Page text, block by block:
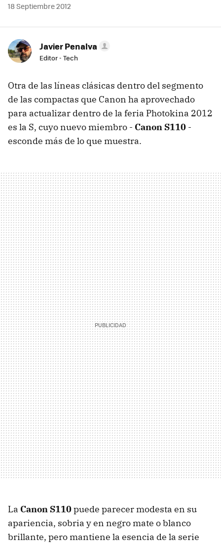
18 Septiembre 2012
Javier Penalva
Editor - Tech
Otra de las líneas clásicas dentro del segmento
de las compactas que Canon ha aprovechado
para actualizar dentro de la feria Photokina 2012
es la S, cuyo nuevo miembro - Canon S110 -
esconde más de lo que muestra.
La Canon S110puede parecer modesta en su
apariencia, sobria y en negro mate o blanco
brillante, pero mantiene la esencia de la serie